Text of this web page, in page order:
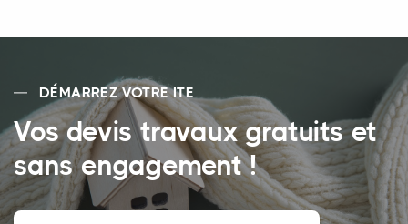
DÉMARREZ VOTRE ITE
Vos devis travaux gratuits et
sans engagement !